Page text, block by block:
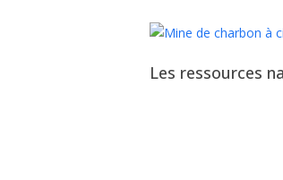
Les ressources